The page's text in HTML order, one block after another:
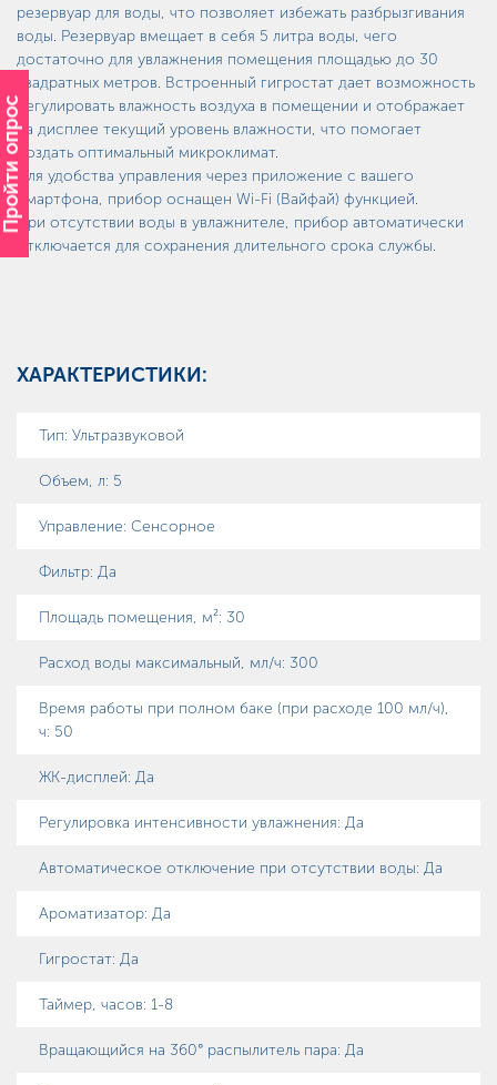
Пройти опрос
резервуар для воды, что позволяет избежать разбрызгивания
воды. Резервуар вмещает в себя 5 литра воды, чего
достаточно для увлажнения помещения площадью до 30
квадратных метров. Встроенный гигростат дает возможность
регулировать влажность воздуха в помещении и отображает
на дисплее текущий уровень влажности, что помогает
создать оптимальный микроклимат.
Для удобства управления через приложение с вашего
смартфона, прибор оснащен Wi-Fi (Вайфай) функцией.
При отсутствии воды в увлажнителе, прибор автоматически
отключается для сохранения длительного срока службы.
ХАРАКТЕРИСТИКИ:
Тип: Ультразвуковой
Объем, л: 5
Управление: Сенсорное
Фильтр: Да
Площадь помещения, м²: 30
Расход воды максимальный, мл/ч: 300
Время работы при полном баке (при расходе 100 мл/ч),
ч: 50
ЖК-дисплей: Да
Регулировка интенсивности увлажнения: Да
Автоматическое отключение при отсутствии воды: Да
Ароматизатор: Да
Гигростат: Да
Таймер, часов: 1-8
Вращающийся на 360° распылитель пара: Да